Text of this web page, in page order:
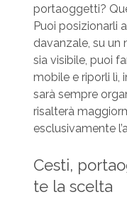
portaoggetti?
Puoi posizionarli
davanzale, su un
sia visibile, puoi
mobile e riporli lì,
sarà sempre
risalterà
esclusivamente
Cesti,
te la scelta